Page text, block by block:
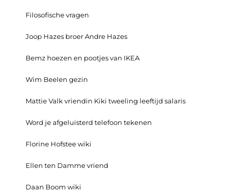
Filosofische vragen
Joop Hazes broer Andre Hazes
Bemz hoezen en pootjes van IKEA
Wim Beelen gezin
Mattie Valk vriendin Kiki tweeling leeftijd salaris
Word je afgeluisterd telefoon tekenen
Florine Hofstee wiki
Ellen ten Damme vriend
Daan Boom wiki